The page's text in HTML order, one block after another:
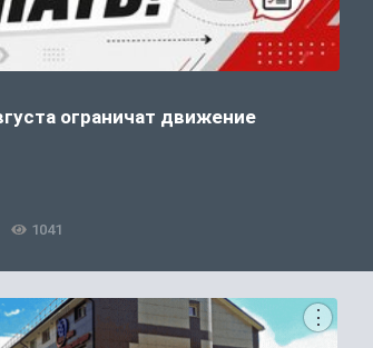
ограничат движение
1041